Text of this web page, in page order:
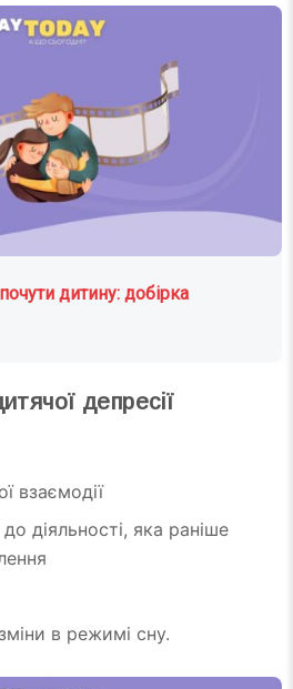
дитину: добірка
депресії
взаємодії
діяльності, яка раніше
в режимі сну.